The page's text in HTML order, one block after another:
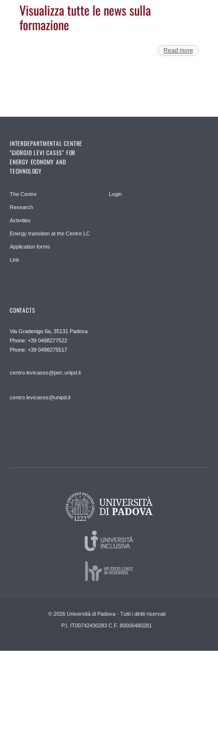
Visualizza tutte le news sulla
formazione
Read more
INTERDEPARTMENTAL CENTRE
"GIORGIO LEVI CASES" FOR
ENERGY ECONOMY AND
TECHNOLOGY
The Centre
Research
Activities
Energy transition at the Centre LC
Application forms
Link
Login
CONTACTS
Via Gradenigo 6a, 35131 Padova
Phone: +39 0498277522
Phone: +39 0498275517
centro.levicases@pec.unipd.it
centro.levicases@unipd.it
© 2026 Università di Padova - Tutti i diritti riservati
P.I. IT00742430283 C.F. 80006480281